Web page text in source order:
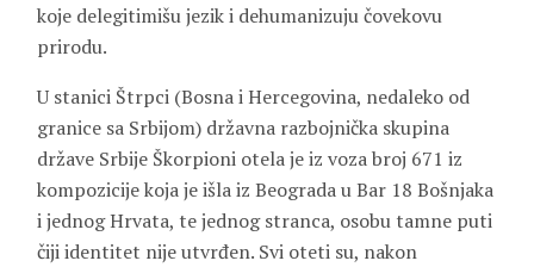
koje delegitimišu jezik i dehumanizuju čovekovu
prirodu.
U stanici Štrpci (Bosna i Hercegovina, nedaleko od
granice sa Srbijom) državna razbojnička skupina
države Srbije Škorpioni otela je iz voza broj 671 iz
kompozicije koja je išla iz Beograda u Bar 18 Bošnjaka
i jednog Hrvata, te jednog stranca, osobu tamne puti
čiji identitet nije utvrđen. Svi oteti su, nakon